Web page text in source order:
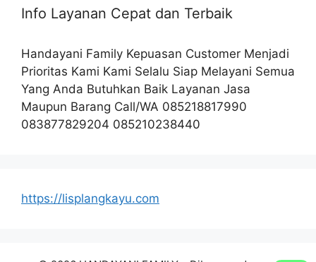
Info Layanan Cepat dan Terbaik
Handayani Family Kepuasan Customer Menjadi
Prioritas Kami Kami Selalu Siap Melayani Semua
Yang Anda Butuhkan Baik Layanan Jasa
Maupun Barang Call/WA 085218817990
083877829204 085210238440
https://lisplangkayu.com